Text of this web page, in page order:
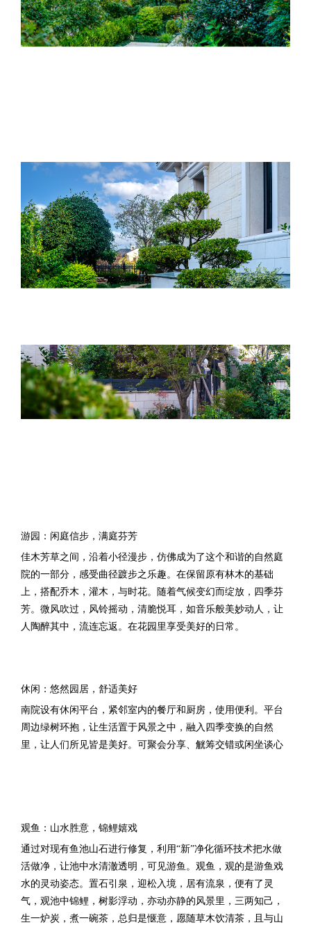
游园：闲庭信步，满庭芬芳
佳木芳草之间，沿着小径漫步，仿佛成为了这个和谐的自然庭
院的一部分，感受曲径踱步之乐趣。在保留原有林木的基础
上，搭配乔木，灌木，与时花。随着气候变幻而绽放，四季芬
芳。微风吹过，风铃摇动，清脆悦耳，如音乐般美妙动人，让
人陶醉其中，流连忘返。 在花园里享受美好的日常。
休闲：悠然园居，舒适美好
南院设有休闲平台，紧邻室内的餐厅和厨房，使用便利。平台
周边绿树环抱，让生活置于风景之中，融入四季变换的自然
里，让人们所见皆是美好。可聚会分享、觥筹交错或闲坐谈心
观鱼：山水胜意，锦鲤嬉戏
通过对现有鱼池山石进行修复， 利用“新”净化循环技术把水做
活做净，让池中水清澈透明，可见游鱼。观鱼，观的是游鱼戏
水的灵动姿态。置石引泉，迎松入境，居有流泉，便有了灵
气，观池中锦鲤，树影浮动，亦动亦静的风景里，三两知己，
生一炉炭，煮一碗茶，总归是惬意，愿随草木饮清茶，且与山